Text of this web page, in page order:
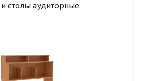
столы аудиторные